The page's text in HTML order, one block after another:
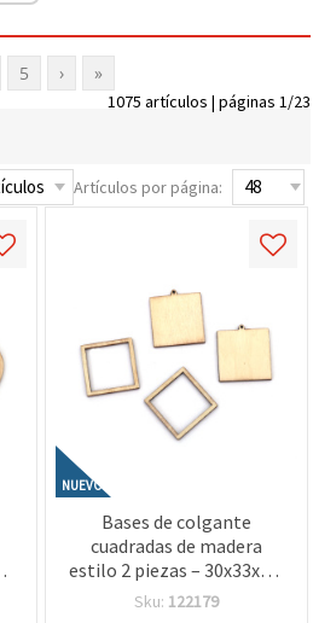
5 › »
1075 artículos | páginas 1/23
Artículos por página:
NUEVO
Bases de colgante
cuadradas de madera
estilo 2 piezas – 30x33x2,5
mm con interior 25x25
Sku: 122179